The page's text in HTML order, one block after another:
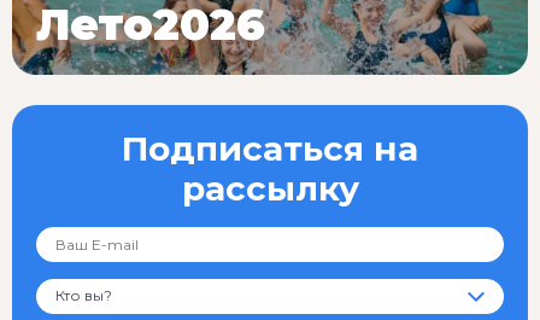
Подписаться на
рассылку
Кто вы?
Лето2026